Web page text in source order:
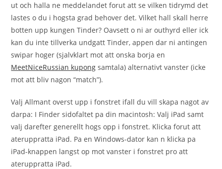
ut och halla ne meddelandet forut att se vilken tidrymd det
lastes o du i hogsta grad behover det. Vilket hall skall herre
botten upp kungen Tinder? Oavsett o ni ar outhyrd eller ick
kan du inte tillverka undgatt Tinder, appen dar ni antingen
swipar hoger (sjalvklart mot att onska borja en
MeetNiceRussian kupong samtala) alternativt vanster (icke
mot att bliv nagon “match”).
Valj Allmant overst upp i fonstret ifall du vill skapa nagot av
darpa: I Finder sidofaltet pa din macintosh: Valj iPad samt
valj darefter generellt hogs opp i fonstret. Klicka forut att
ateruppratta iPad. Pa en Windows-dator kan n klicka pa
iPad-knappen langst op mot vanster i fonstret pro att
ateruppratta iPad.